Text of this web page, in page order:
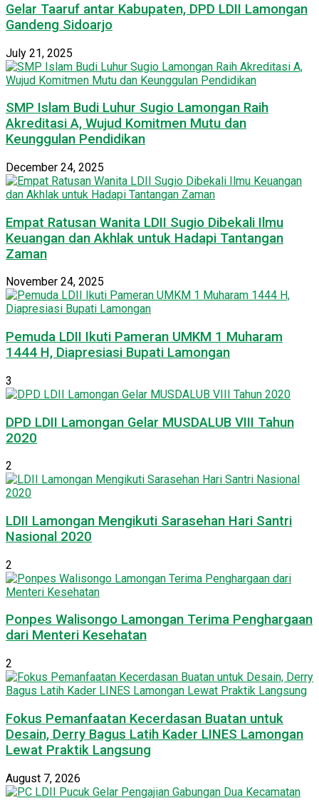
Gelar Taaruf antar Kabupaten, DPD LDII Lamongan
Gandeng Sidoarjo
July 21, 2025
SMP Islam Budi Luhur Sugio Lamongan Raih
Akreditasi A, Wujud Komitmen Mutu dan
Keunggulan Pendidikan
December 24, 2025
Empat Ratusan Wanita LDII Sugio Dibekali Ilmu
Keuangan dan Akhlak untuk Hadapi Tantangan
Zaman
November 24, 2025
Pemuda LDII Ikuti Pameran UMKM 1 Muharam
1444 H, Diapresiasi Bupati Lamongan
3
DPD LDII Lamongan Gelar MUSDALUB VIII Tahun
2020
2
LDII Lamongan Mengikuti Sarasehan Hari Santri
Nasional 2020
2
Ponpes Walisongo Lamongan Terima Penghargaan
dari Menteri Kesehatan
2
Fokus Pemanfaatan Kecerdasan Buatan untuk
Desain, Derry Bagus Latih Kader LINES Lamongan
Lewat Praktik Langsung
August 7, 2026